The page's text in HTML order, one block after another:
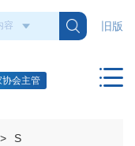
旧版
协会主管
S